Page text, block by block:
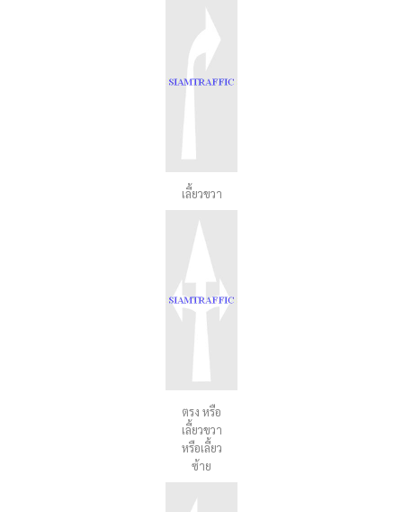
เลี้ยวขวา
ตรง หรือ
เลี้ยวขวา
หรือเลี้ยว
ซ้าย